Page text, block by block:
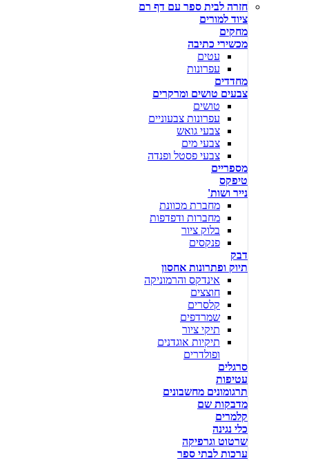
חזרה לבית ספר עם דף רם
ציוד למורים
מחקים
מכשירי כתיבה
עטים
עפרונות
מחדדים
צבעים טושים ומרקרים
טושים
עפרונות צבעוניים
צבעי גואש
צבעי מים
צבעי פסטל ופנדה
מספריים
טיפקס
נייר ושות'
מחברת מכוונת
מחברות ודפדפות
בלוק ציור
פנקסים
דבק
תיוק ופתרונות אחסון
אינדקס והרמוניקה
חוצצים
קלסרים
שמרדפים
תיקי ציור
תיקיות אוגדנים
ופולדרים
סרגלים
עטיפות
תרגומונים מחשבונים
מדבקות שם
קלמרים
כלי נגינה
שרטוט וגרפיקה
ערכות לבתי ספר